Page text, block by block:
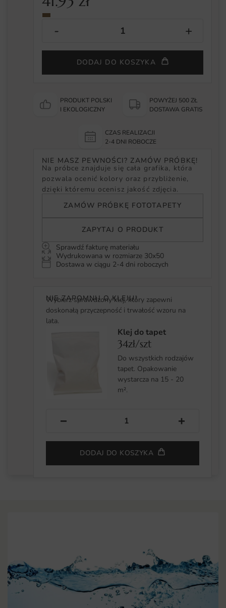
DODAJ DO KOSZYKA
PRODUKT POLSKI
I EKOLOGICZNY
POWYŻEJ 500 ZŁ
DOSTAWA GRATIS
CZAS REALIZACJI
2-4 DNI ROBOCZE
NIE MASZ PEWNOŚCI? ZAMÓW PRÓBKĘ!
Na próbce znajduje się cała grafika, która
pozwala ocenić kolory oraz przybliżenie,
dzięki któremu ocenisz jakość zdjęcia.
ZAMÓW PRÓBKĘ FOTOTAPETY
ZAPYTAJ O PRODUKT
Sprawdź fakturę materiału
Wydrukowana w rozmiarze 30x50
Dostawa w ciągu 2-4 dni roboczych
NIE ZAPOMNIJ O KLEJU!
Wybierz sprawdzony klej, który zapewni
doskonałą przyczepność i trwałość wzoru na
lata.
Klej do tapet
34zł/szt
Do wszystkich rodzajów
tapet. Opakowanie
wystarcza na 15 - 20
m².
− +
DODAJ DO KOSZYKA